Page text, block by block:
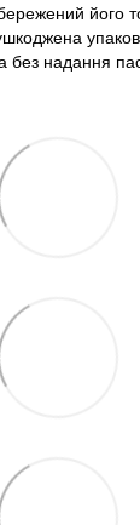
його
без надання